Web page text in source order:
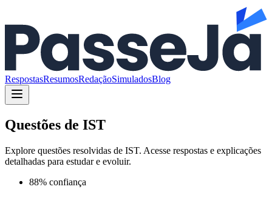
RespostasResumosRedaçãoSimuladosBlog
Questões de IST
Explore questões resolvidas de IST. Acesse respostas e explicações
detalhadas para estudar e evoluir.
88% confiança